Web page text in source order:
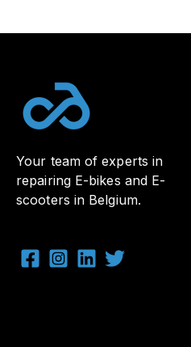
Your team of experts in
repairing E-bikes and E-
scooters in Belgium.